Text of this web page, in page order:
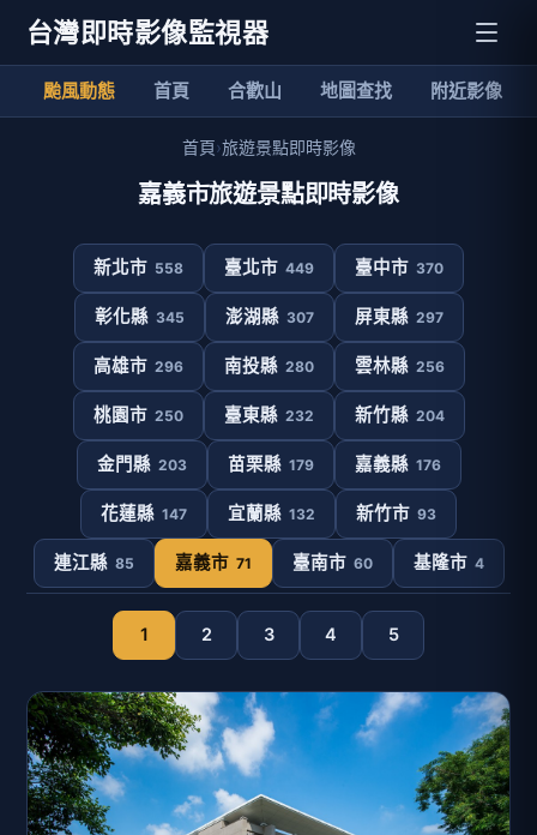
台灣即時影像監視器
颱風動態 首頁 合歡山 地圖查找 附近影像
首頁›旅遊景點即時影像
嘉義市旅遊景點即時影像
新北市 558 臺北市 449 臺中市 370
彰化縣 345 澎湖縣 307 屏東縣 297
高雄市 296 南投縣 280 雲林縣 256
桃園市 250 臺東縣 232 新竹縣 204
金門縣 203 苗栗縣 179 嘉義縣 176
花蓮縣 147 宜蘭縣 132 新竹市 93
連江縣 85 嘉義市 71 臺南市 60 基隆市 4
1 2 3 4 5